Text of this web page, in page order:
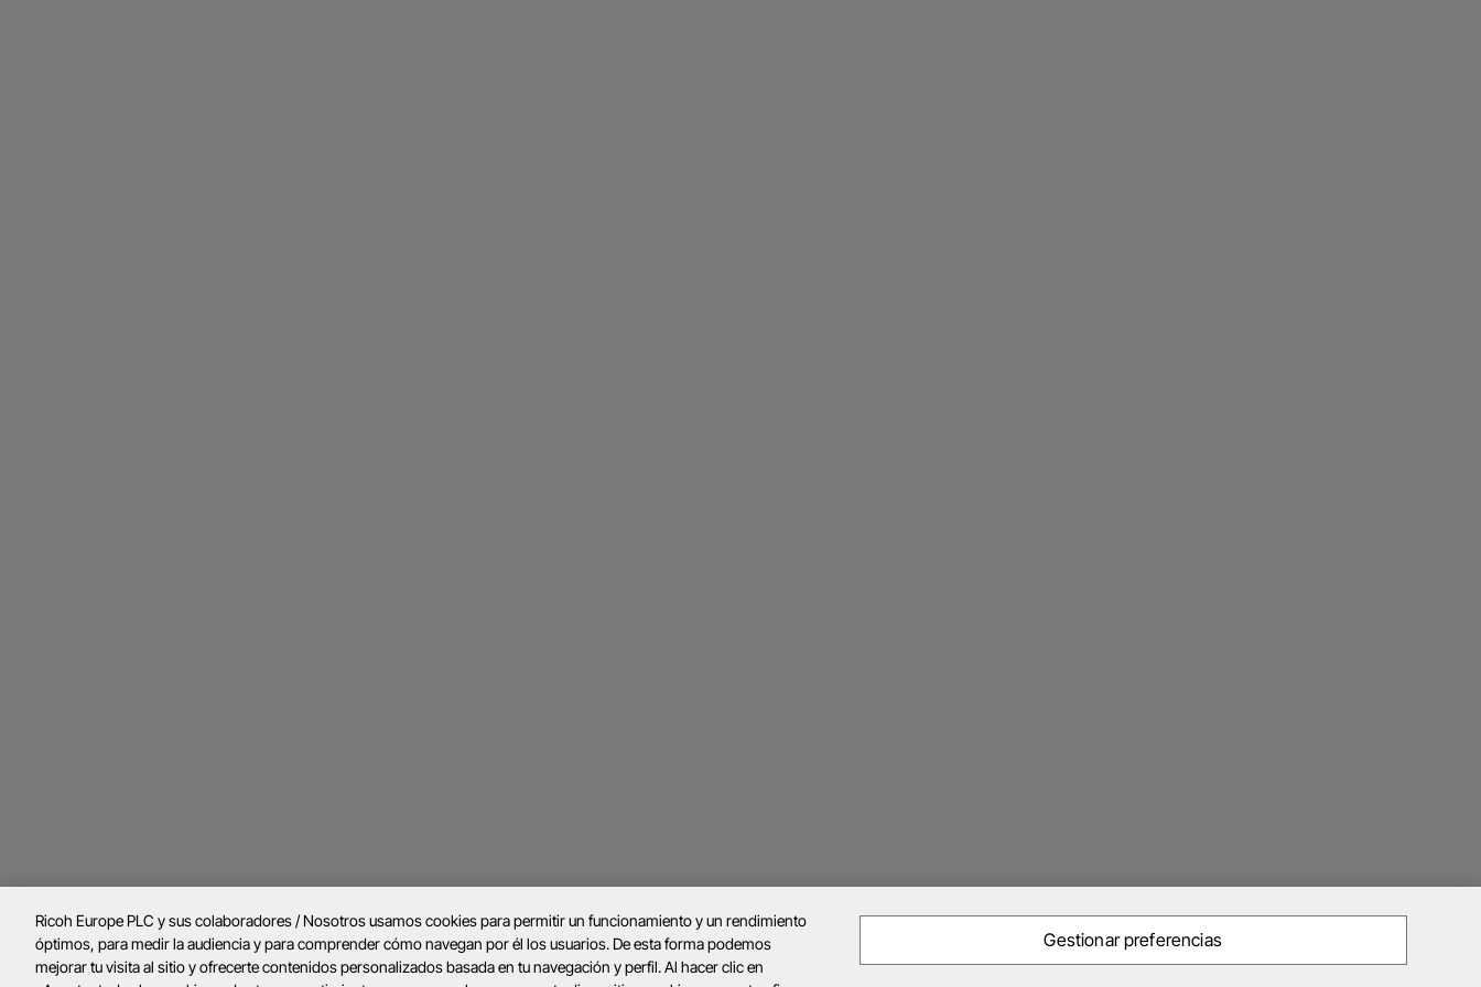
Ricoh Europe PLC y sus colaboradores / Nosotros usamos cookies para permitir un funcionamiento y un rendimiento
óptimos, para medir la audiencia y para comprender cómo navegan por él los usuarios. De esta forma podemos
mejorar tu visita al sitio y ofrecerte contenidos personalizados basada en tu navegación y perfil. Al hacer clic en
Gestionar preferencias